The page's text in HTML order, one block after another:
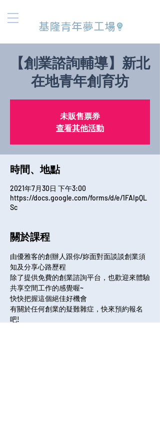
基隆青年夢工場
【創業諮詢輔導】新北
在地青年創育坊
未販售票券
查看其他活動
時間、地點
2021年7月30日 下午3:00
https://docs.google.com/forms/d/e/1FAIpQL
Sc
關於課程
由優雅客的創辦人跟你/妳面對面談談創業須
知及分享心路歷程
除了提供免費的創業諮詢平台，也歡迎來體驗
共享空間工作的感覺喔~
快快把握這個絕佳好機會
有關於任何創業的疑難雜症，快來預約報名
吧!